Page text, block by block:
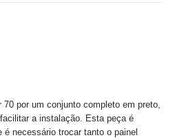
por um conjunto completo em preto,
a instalação. Esta peça é
é necessário trocar tanto o painel